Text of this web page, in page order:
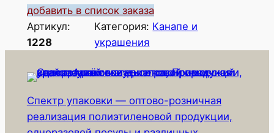
о
л
и
е
т
в
добавить в список заказа
Артикул:
1228
Категория: Канапе и
украшения
Спектр упаковки — оптово-розничная
реализация полиэтиленовой продукции,